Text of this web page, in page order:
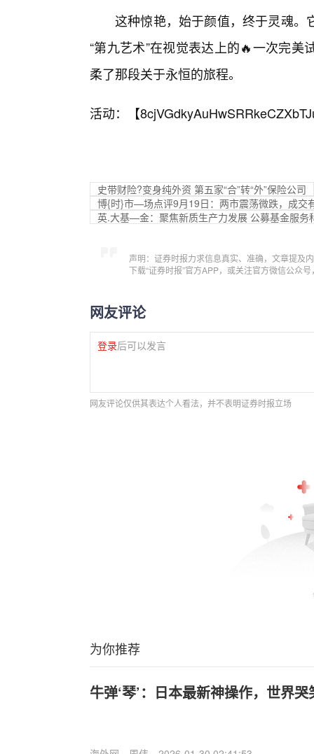
这种惊艳，始于颜值，终于灵魂。
“第九艺术”在视觉表达上的🔥一次完
柔了那段关于永恒的旅程。
活动：【
史带财险?变身纯外资 第五家“合”转“外”保险公司
博{时}市—场点评9月19日：两市震荡微跌，成交
英.大基—金：聚焦新质生产力发展 公募基金服务
声明：证券时报力求信息真实、准确，文章提及
下载“证券时报”官方APP，或关注官方微信公众
网友评论
登录后可以发言
网友评论仅供其表达个人看法，并不表明证券时报立场
为你推荐
牛弹‘琴’：日本最新神操作，世界